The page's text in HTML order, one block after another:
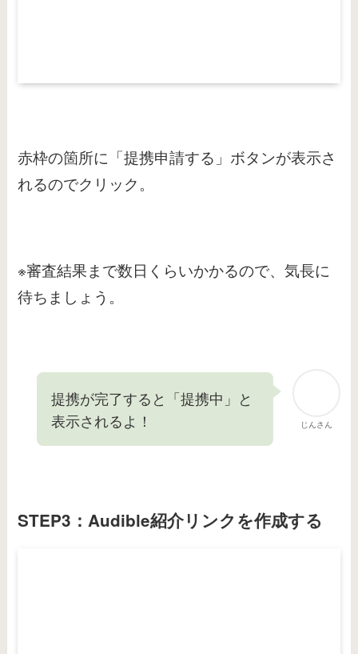
赤枠の箇所に「提携申請する」ボタンが表示さ
れるのでクリック。
※審査結果まで数日くらいかかるので、気長に
待ちましょう。
じんさん
提携が完了すると「提携中」と
表示されるよ！
STEP3：Audible紹介リンクを作成する